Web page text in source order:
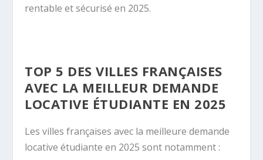
rentable et sécurisé en 2025.
TOP 5 DES VILLES FRANÇAISES
AVEC LA MEILLEUR DEMANDE
LOCATIVE ÉTUDIANTE EN 2025
Les villes françaises avec la meilleure demande
locative étudiante en 2025 sont notamment :